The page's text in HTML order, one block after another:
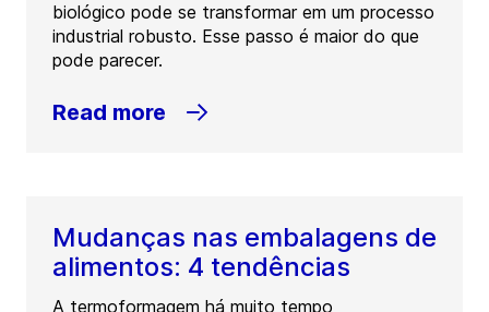
biológico pode se transformar em um processo
industrial robusto. Esse passo é maior do que
pode parecer.
Read more
Mudanças nas embalagens de
alimentos: 4 tendências
A termoformagem há muito tempo